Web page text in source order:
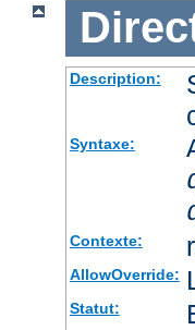
Description:
Syntaxe:
Contexte:
AllowOverride:
Statut: